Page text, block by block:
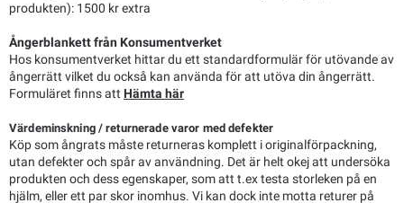
produkten): 1500 kr extra
Ångerblankett från Konsumentverket
Hos konsumentverket hittar du ett standardformulär för utövande av
ångerrätt vilket du också kan använda för att utöva din ångerrätt.
Formuläret finns att Hämta här
Värdeminskning / returnerade varor med defekter
Köp som ångrats måste returneras komplett i originalförpackning,
utan defekter och spår av användning. Det är helt okej att undersöka
produkten och dess egenskaper, som att t.ex testa storleken på en
hjälm, eller ett par skor inomhus. Vi kan dock inte motta returer på